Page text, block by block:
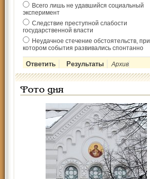
Всего лишь не удавшийся социальный
эксперимент
Следствие преступной слабости
государственной власти
Неудачное стечение обстоятельств, при
котором события развивались спонтанно
Архив
Фото дня